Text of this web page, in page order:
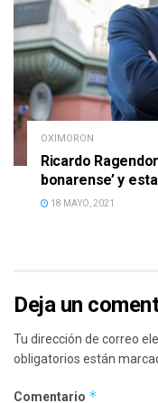
OXIMORON
Ricardo
bonarense’ y
18 MAYO, 2021
Deja un
Tu dirección de correo
obligatorios están
Comentario *